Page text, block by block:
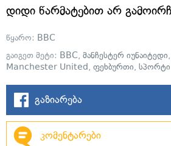
დიდი წარმატებით არ
წყარო: BBC
გაიგეთ მეტი: BBC, მანჩესტერ იუნაიტედი,
Manchester United, ფეხბურთი, სპორტი
გაზიარება
კომენტარები